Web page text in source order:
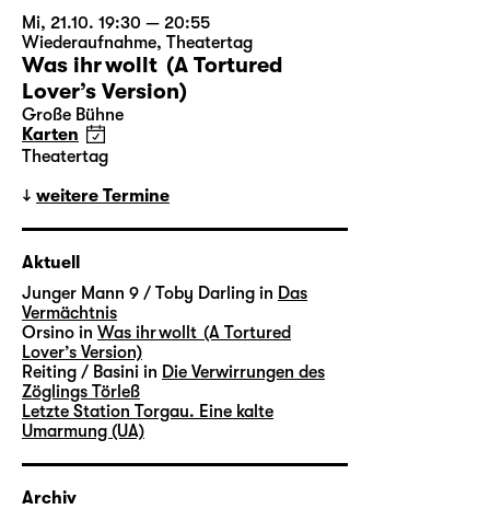
Mi, 21.10. 19:30 — 20:55
Wiederaufnahme, Theatertag
Was ihr wollt (A Tortured
Lover’s Version)
Große Bühne
Karten
Theatertag
weitere Termine
Aktuell
Junger Mann 9 / Toby Darling in Das
Vermächtnis
Orsino in Was ihr wollt (A Tortured
Lover’s Version)
Reiting / Basini in Die Verwirrungen des
Zöglings Törleß
Letzte Station Torgau. Eine kalte
Umarmung (UA)
Archiv